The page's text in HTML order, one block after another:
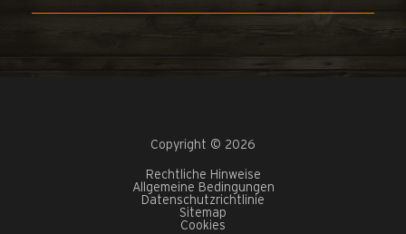
Copyright © 2026
Rechtliche Hinweise
Allgemeine Bedingungen
Datenschutzrichtlinie
Sitemap
Cookies